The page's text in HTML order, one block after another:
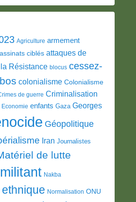
Agriculture armement
ciblés attaques de
Résistance blocus cessez-
colonialisme Colonialisme
de guerre Criminalisation
Economie enfants Gaza Georges
Géopolitique
Iran Journalistes
de lutte
Nakba
Normalisation ONU